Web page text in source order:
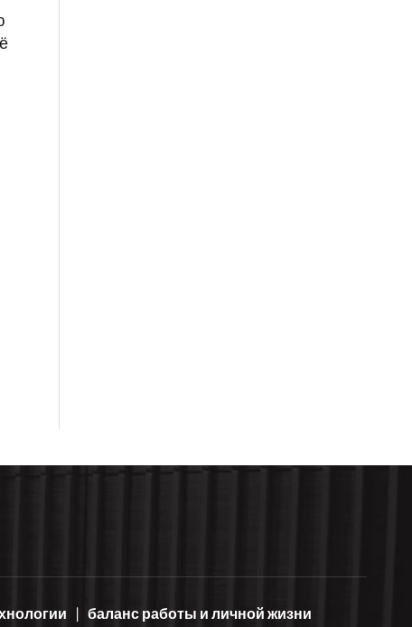
баланс работы и личной жизни